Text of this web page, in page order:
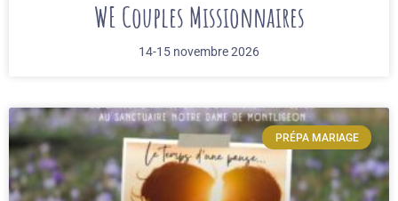
WE Couples Missionnaires
14-15 novembre 2026
PRÉPA MARIAGE